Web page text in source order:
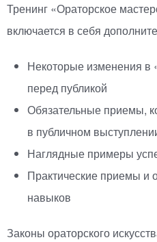
Тренинг «Ораторское
включается в себя
Некоторые изменения в
перед публикой
Обязательные приемы,
в публичном
Наглядные примеры
Практические приемы и
навыков
Законы ораторского